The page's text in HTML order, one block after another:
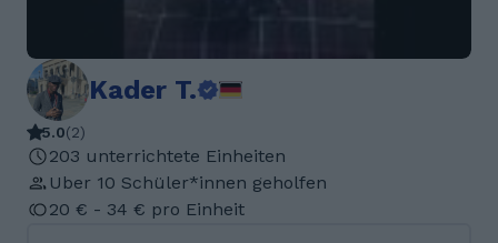
Kader T.
5.0(2)
203 unterrichtete Einheiten
Uber 10 Schüler*innen geholfen
20 € - 34 € pro Einheit